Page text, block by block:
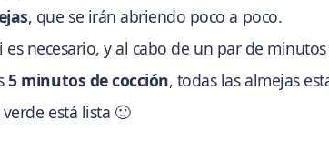
, que se irán abriendo poco a poco.
es necesario, y al cabo de un par de
5 minutos de cocción, todas las almejas
está lista 🙂